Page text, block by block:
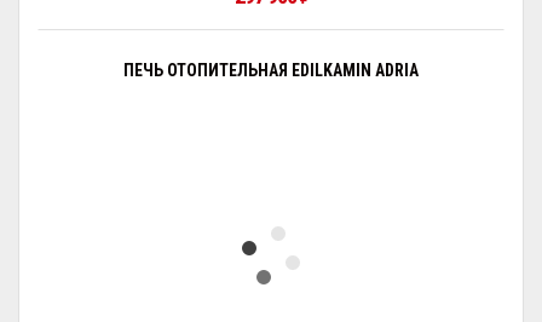
ПЕЧЬ ОТОПИТЕЛЬНАЯ EDILKAMIN ADRIA